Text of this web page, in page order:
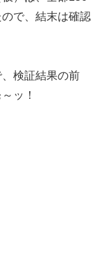
で、結末は確認
検証結果の前
ッ！